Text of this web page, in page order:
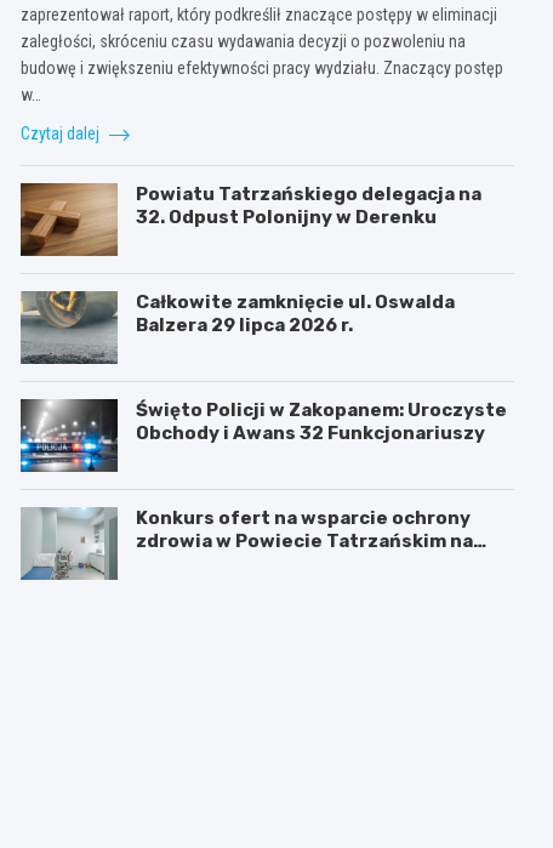
zaprezentował raport, który podkreślił znaczące postępy w eliminacji
zaległości, skróceniu czasu wydawania decyzji o pozwoleniu na
budowę i zwiększeniu efektywności pracy wydziału. Znaczący postęp
w…
Czytaj dalej
Powiatu Tatrzańskiego delegacja na
32. Odpust Polonijny w Derenku
Całkowite zamknięcie ul. Oswalda
Balzera 29 lipca 2026 r.
Święto Policji w Zakopanem: Uroczyste
Obchody i Awans 32 Funkcjonariuszy
Konkurs ofert na wsparcie ochrony
zdrowia w Powiecie Tatrzańskim na